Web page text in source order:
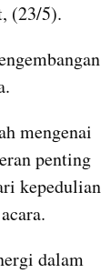
(23/5).
mengenai
penting
kepedulian
dalam